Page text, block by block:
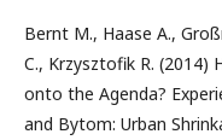
Bernt M., Haase A.,
C., Krzysztofik R. (2014)
onto the Agenda?
and Bytom: Urban